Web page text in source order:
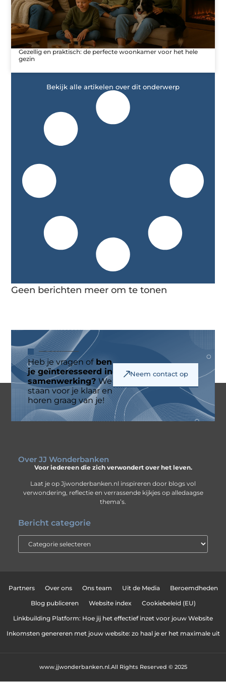
Gezellig en praktisch: de perfecte woonkamer voor het hele
gezin
Bekijk alle artikelen over dit onderwerp
Geen berichten meer om te tonen
Heb je vragen ofben
je geïnteresseerd in
samenwerking? We
staan voor je klaar en
horen graag van je!
Neem contact op
Over JJ Wonderbanken
Voor iedereen die zich verwondert over het leven.
Laat je op Jjwonderbanken.nl inspireren door blogs vol
verwondering, reflectie en verrassende kijkjes op alledaagse
thema’s.
Bericht categorie
Partners Over ons Ons team Uit de Media Beroemdheden
Blog publiceren Website index Cookiebeleid (EU)
Linkbuilding Platform: Hoe jij het effectief inzet voor jouw Website
Inkomsten genereren met jouw website: zo haal je er het maximale uit
All Rights Reserved © 2025
www.jjwonderbanken.nl.